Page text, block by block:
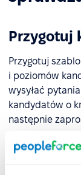
Przygotuj
Przygotuj
i poziomów
wysyłać
kandydatów o
następnie